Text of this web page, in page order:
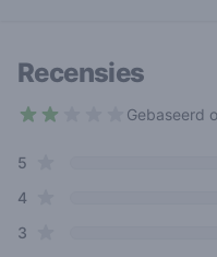
Recensies
Gebaseerd
Review data
5
4star reviews
3